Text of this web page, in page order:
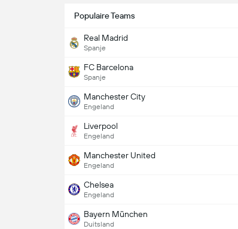
Populaire Teams
Real Madrid
Spanje
FC Barcelona
Spanje
Manchester City
Engeland
Liverpool
Engeland
Manchester United
Engeland
Chelsea
Engeland
Bayern München
Duitsland